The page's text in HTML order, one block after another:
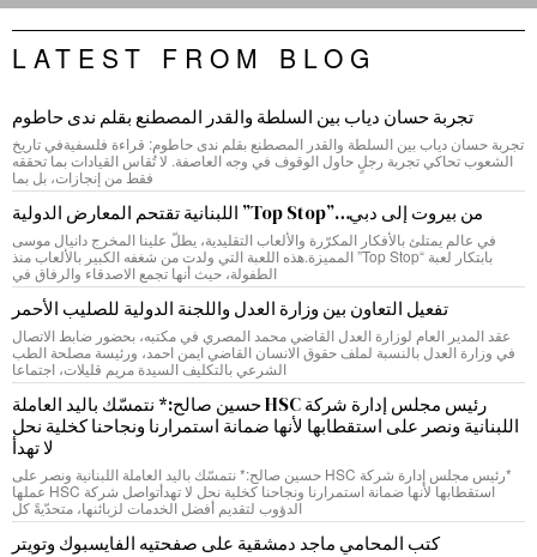
LATEST FROM BLOG
تجربة حسان دياب بين السلطة والقدر المصطنع بقلم ندى حاطوم
تجربة حسان دياب بين السلطة والقدر المصطنع بقلم ندى حاطوم: قراءة فلسفيةفي تاريخ
الشعوب تحاكي تجربة رجلٍ حاول الوقوف في وجه العاصفة. لا تُقاس القيادات بما تحققه
فقط من إنجازات، بل بما
من بيروت إلى دبي…”Top Stop” اللبنانية تقتحم المعارض الدولية
في عالم يمتلئ بالأفكار المكرّرة والألعاب التقليدية، يطلّ علينا المخرج دانيال موسى
بابتكار لعبة “Top Stop” المميزة.هذه اللعبة التي ولدت من شغفه الكبير بالألعاب منذ
الطفولة، حيث أنها تجمع الاصدقاء والرفاق في
تفعيل التعاون بين وزارة العدل واللجنة الدولية للصليب الأحمر
عقد المدير العام لوزارة العدل القاضي محمد المصري في مكتبه، بحضور ضابط الاتصال
في وزارة العدل بالنسبة لملف حقوق الانسان القاضي ايمن احمد، ورئيسة مصلحة الطب
الشرعي بالتكليف السيدة مريم قليلات، اجتماعا
رئيس مجلس إدارة شركة HSC حسين صالح:* نتمسّك باليد العاملة
اللبنانية ونصر على استقطابها لأنها ضمانة استمرارنا ونجاحنا كخلية نحل
لا تهدأ
*رئيس مجلس إدارة شركة HSC حسين صالح:* نتمسّك باليد العاملة اللبنانية ونصر على
استقطابها لأنها ضمانة استمرارنا ونجاحنا كخلية نحل لا تهدأتواصل شركة HSC عملها
الدؤوب لتقديم أفضل الخدمات لزبائنها، متحدّيةً كل
كتب المحامي ماجد دمشقية على صفحتيه الفايسبوك وتويتر